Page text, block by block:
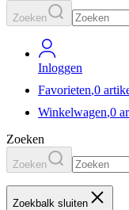
Zoeken
Inloggen
Favorieten,0
Winkelwagen,0
Zoeken
Zoeken
Zoekbalk sluiten